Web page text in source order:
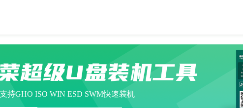
超级U盘装机工具
持GHO ISO WIN ESD SWM快速装机